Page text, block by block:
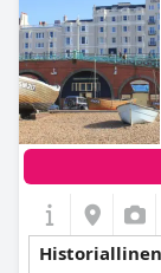
tyylin pubi lisää
viehätystä,
Vieraat
huomaten sen
vastapäätä
Churchia.
Historiallinen